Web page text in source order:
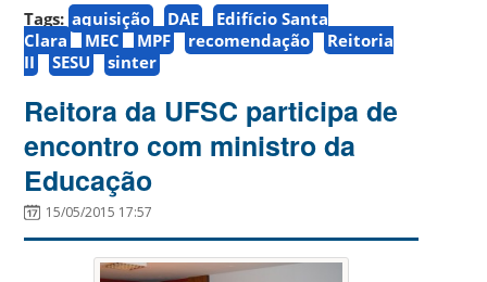
Tags: aquisição DAE
Edifício Santa
Clara
MEC MPF recomendação
Reitoria
II
SESU sinter
Reitora da UFSC participa de
encontro com ministro da
Educação
15/05/2015 17:57